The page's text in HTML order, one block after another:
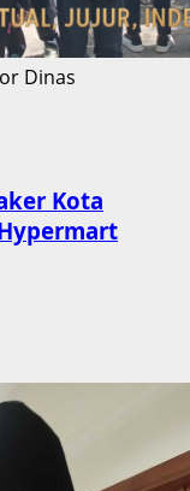
Dinas
Kota